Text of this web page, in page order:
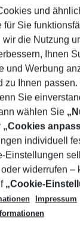
Keine Kinder
Filter
ändern
und
für Sie
die Nutzung
Ihnen
und Werbung
zu Ihnen
Sie
wählen Sie
„Cookies
individuell
Einstellungen
widerrufen –
„Cookie-
Impressum